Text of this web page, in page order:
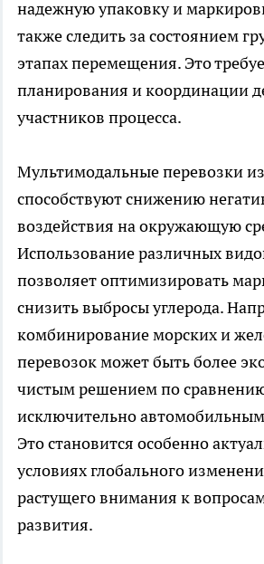
надежную упаковку и
также следить за состоянием
этапах перемещения. Это
планирования и координации
участников процесса.
Мультимодальные перевозки
способствуют снижению
воздействия на окружающую
Использование различных
позволяет оптимизировать
снизить выбросы углерода.
комбинирование морских и
перевозок может быть более
чистым решением по
исключительно
Это становится особенно
условиях глобального
растущего внимания к
развития.